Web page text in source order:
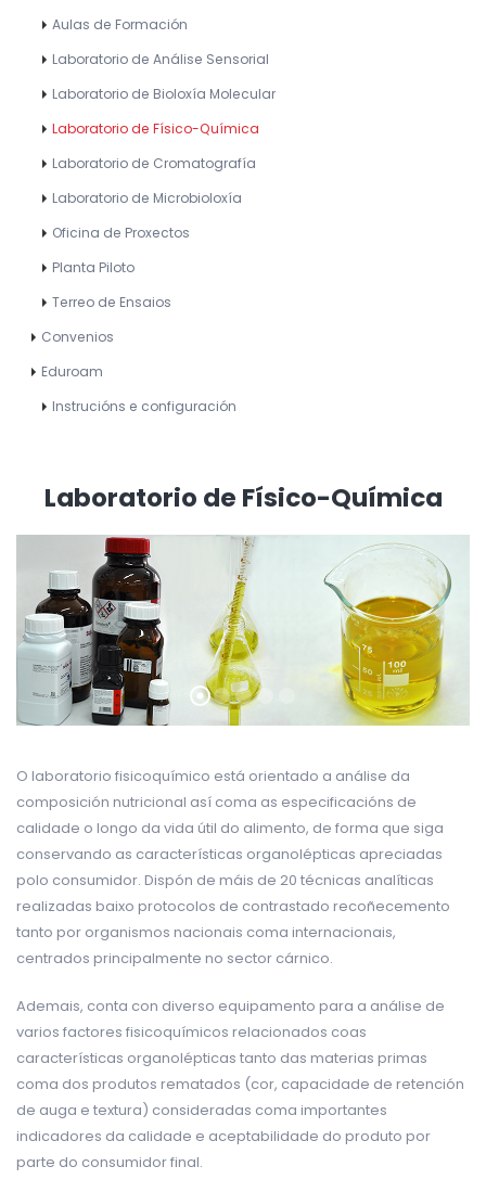
Aulas de Formación
Laboratorio de Análise Sensorial
Laboratorio de Bioloxía Molecular
Laboratorio de Físico-Química
Laboratorio de Cromatografía
Laboratorio de Microbioloxía
Oficina de Proxectos
Planta Piloto
Terreo de Ensaios
Convenios
Eduroam
Instrucións e configuración
Laboratorio de Físico-Química
O laboratorio fisicoquímico está orientado a análise da
composición nutricional así coma as especificacións de
calidade o longo da vida útil do alimento, de forma que siga
conservando as características organolépticas apreciadas
polo consumidor. Dispón de máis de 20 técnicas analíticas
realizadas baixo protocolos de contrastado recoñecemento
tanto por organismos nacionais coma internacionais,
centrados principalmente no sector cárnico.
Ademais, conta con diverso equipamento para a análise de
varios factores fisicoquímicos relacionados coas
características organolépticas tanto das materias primas
coma dos produtos rematados (cor, capacidade de retención
de auga e textura) consideradas coma importantes
indicadores da calidade e aceptabilidade do produto por
parte do consumidor final.